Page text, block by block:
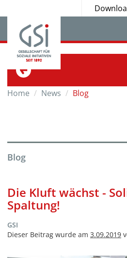
Home News Blog
Blog
Die Kluft wächst -
Spaltung!
GSI
Dieser Beitrag wurde am 3.09.2019